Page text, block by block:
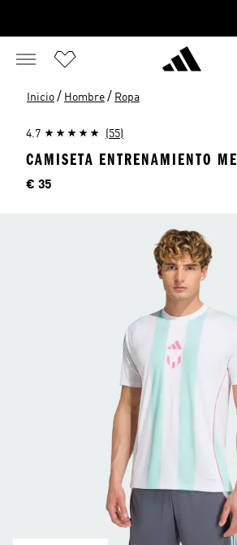
Inicio / Hombre / Ropa
4.7 (55)
CAMISETA ENTRENAMIENTO
Precio
€ 35